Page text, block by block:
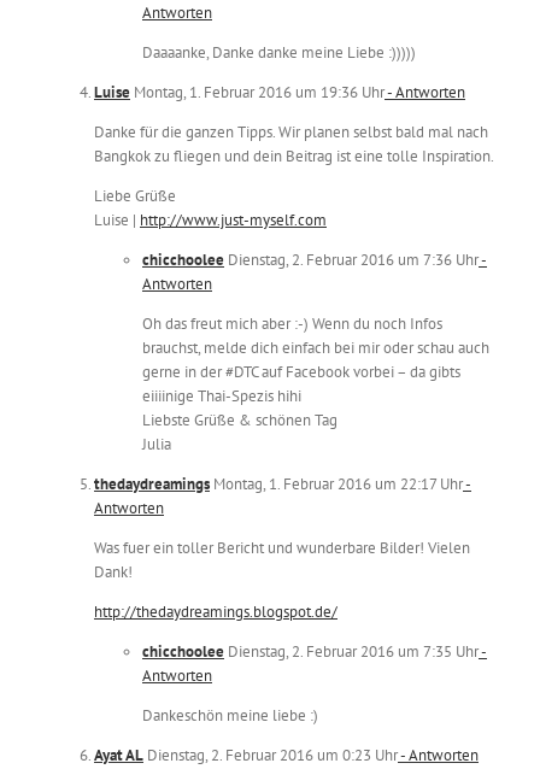
Antworten
Daaaanke, Danke danke meine Liebe :)))))
Luise Montag, 1. Februar 2016 um 19:36 Uhr- Antworten
Danke für die ganzen Tipps. Wir planen selbst bald mal nach
Bangkok zu fliegen und dein Beitrag ist eine tolle Inspiration.
Liebe Grüße
Luise | http://www.just-myself.com
chicchoolee Dienstag, 2. Februar 2016 um 7:36 Uhr-
Antworten
Oh das freut mich aber :-) Wenn du noch Infos
brauchst, melde dich einfach bei mir oder schau auch
gerne in der #DTC auf Facebook vorbei – da gibts
eiiiinige Thai-Spezis hihi
Liebste Grüße & schönen Tag
Julia
thedaydreamings Montag, 1. Februar 2016 um 22:17 Uhr-
Antworten
Was fuer ein toller Bericht und wunderbare Bilder! Vielen
Dank!
http://thedaydreamings.blogspot.de/
chicchoolee Dienstag, 2. Februar 2016 um 7:35 Uhr-
Antworten
Dankeschön meine liebe :)
Ayat AL Dienstag, 2. Februar 2016 um 0:23 Uhr- Antworten